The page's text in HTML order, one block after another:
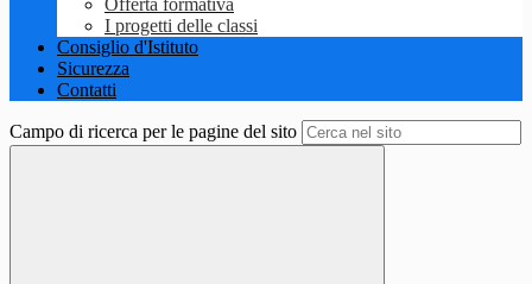
Offerta formativa
I progetti delle classi
Consiglio d'Istituto
Sicurezza
Contatti
Campo di ricerca per le pagine del sito